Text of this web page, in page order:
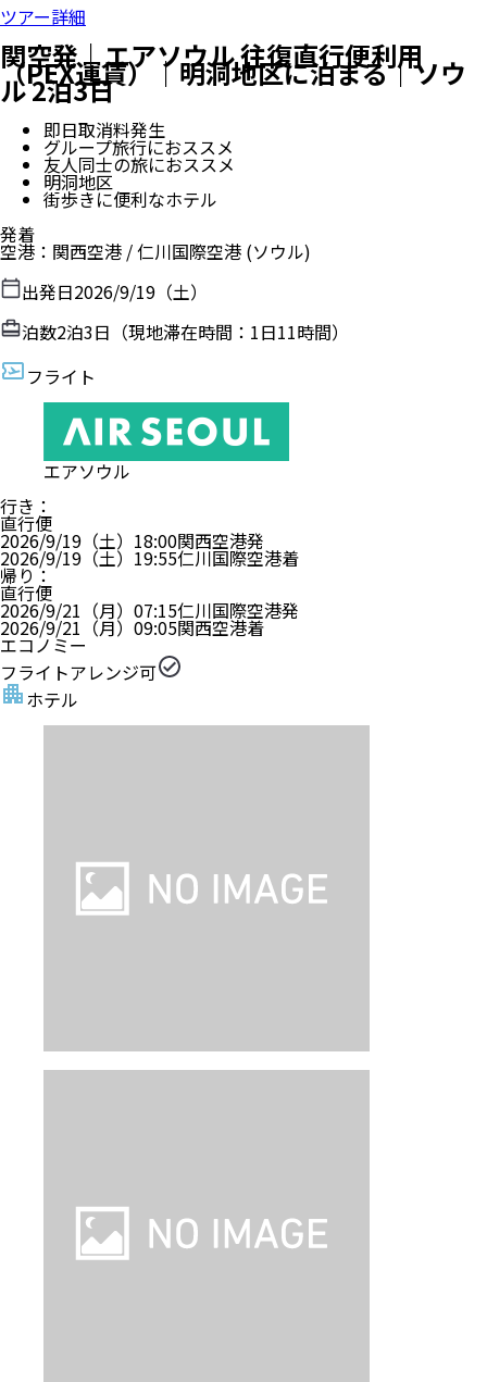
ツアー詳細
関空発｜エアソウル 往復直行便利用
（PEX運賃）｜明洞地区に泊まる｜ソウ
ル 2泊3日
即日取消料発生
グループ旅行におススメ
友人同士の旅におススメ
明洞地区
街歩きに便利なホテル
発着
空港 ： 関西空港 /仁川国際空港 (ソウル)
出発日2026/9/19（土）
泊数2泊3日（現地滞在時間： 1日11時間）
フライト
エアソウル
行き ：
直行便
2026/9/19（土） 18:00関西空港発
2026/9/19（土） 19:55仁川国際空港着
帰り ：
直行便
2026/9/21（月） 07:15仁川国際空港発
2026/9/21（月） 09:05関西空港着
エコノミー
フライトアレンジ可
ホテル